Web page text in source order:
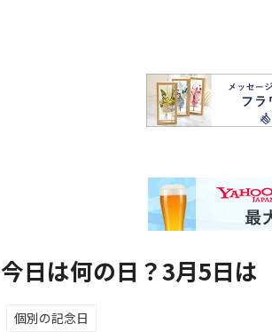
今日は何の日？3月5日は
個別の記念日